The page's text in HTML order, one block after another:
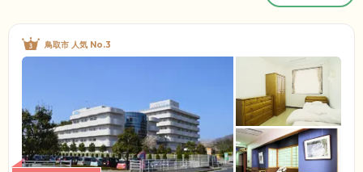
鳥取市 人気 No.3